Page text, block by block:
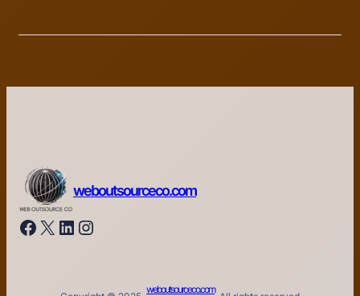
weboutsourceco.com
Facebook X LinkedIn Instagram
weboutsourceco.com